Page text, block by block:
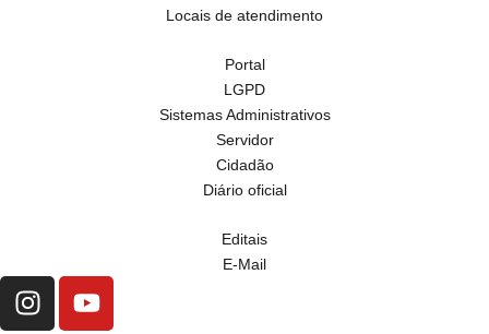
Locais de atendimento
Portal
LGPD
Sistemas Administrativos
Servidor
Cidadão
Diário oficial
Editais
E-Mail